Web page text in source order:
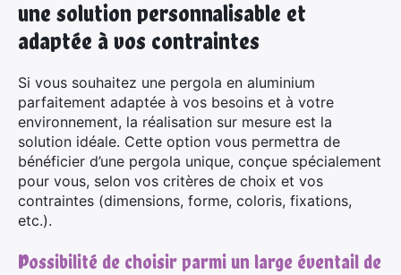
une solution personnalisable et
adaptée à vos contraintes
Si vous souhaitez une pergola en aluminium
parfaitement adaptée à vos besoins et à votre
environnement, la réalisation sur mesure est la
solution idéale. Cette option vous permettra de
bénéficier d’une pergola unique, conçue spécialement
pour vous, selon vos critères de choix et vos
contraintes (dimensions, forme, coloris, fixations,
etc.).
Possibilité de choisir parmi un large éventail de
×
Rechercher